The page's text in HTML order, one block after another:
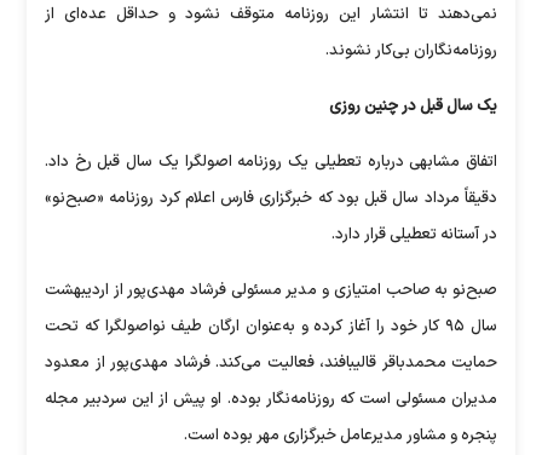
نمی‌دهند تا انتشار این روزنامه متوقف نشود و حداقل عده‌ای از
روزنامه‌‎نگاران بی‌کار نشوند.
یک سال قبل در چنین روزی
اتفاق مشابهی درباره تعطیلی یک روزنامه اصولگرا یک سال قبل رخ داد.
دقیقاً مرداد سال قبل بود که خبرگزاری فارس اعلام کرد روزنامه «صبح‌نو»
در آستانه تعطیلی قرار دارد.
صبح‌نو به صاحب امتیازی و مدیر مسئولی فرشاد مهدی‌پور از اردیبهشت
سال ۹۵ کار خود را آغاز کرده و به‌عنوان ارگان طیف نواصولگرا که تحت
حمایت محمدباقر قالیبافند، فعالیت می‌کند. فرشاد مهدی‌پور از معدود
مدیران مسئولی است که روزنامه‌نگار بوده. او پیش از این سردبیر مجله
پنجره و مشاور مدیرعامل خبرگزاری مهر بوده است.